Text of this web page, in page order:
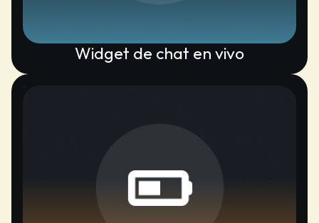
Widget de chat en vivo